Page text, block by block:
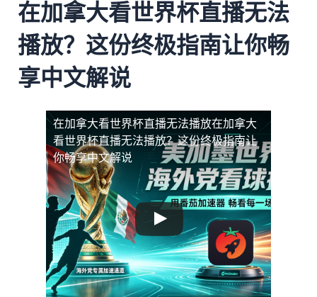
在加拿大看世界杯直播无法
播放？这份终极指南让你畅
享中文解说
在加拿大看世界杯直播无法播放在加拿大
看世界杯直播无法播放？这份终极指南让
你畅享中文解说